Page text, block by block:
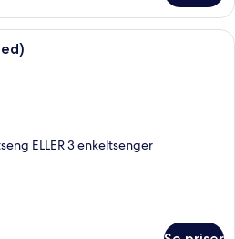
Sengetøy av topp kvalitet,
ELLER 3 enkeltsenger